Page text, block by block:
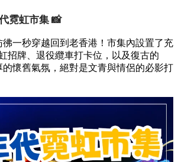
霓虹市集 📸
一秒穿越回到老香港！市集內設置了充
招牌、退役纜車打卡位，以及復古的
的懷舊氣氛，絕對是文青與情侶的必影打